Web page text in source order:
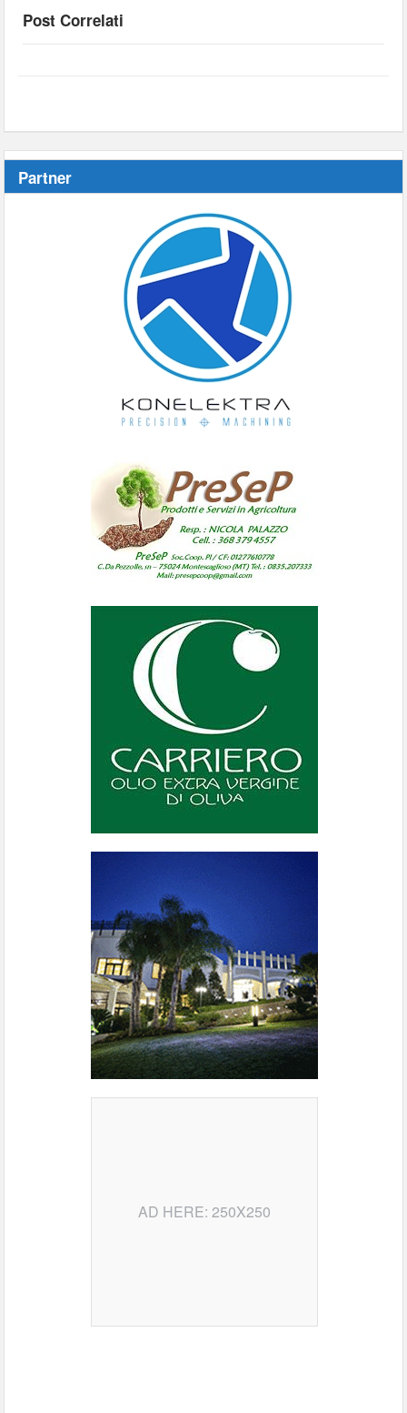
Post Correlati
Partner
AD HERE: 250X250